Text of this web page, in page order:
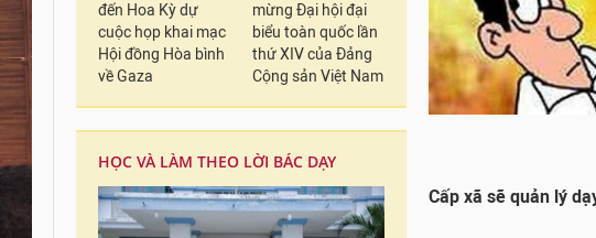
đến Hoa Kỳ dự
cuộc họp khai mạc
Hội đồng Hòa bình
về Gaza
mừng Đại hội đại
biểu toàn quốc lần
thứ XIV của Đảng
Cộng sản Việt Nam
HỌC VÀ LÀM THEO LỜI BÁC DẠY
Cấp xã sẽ quản lý